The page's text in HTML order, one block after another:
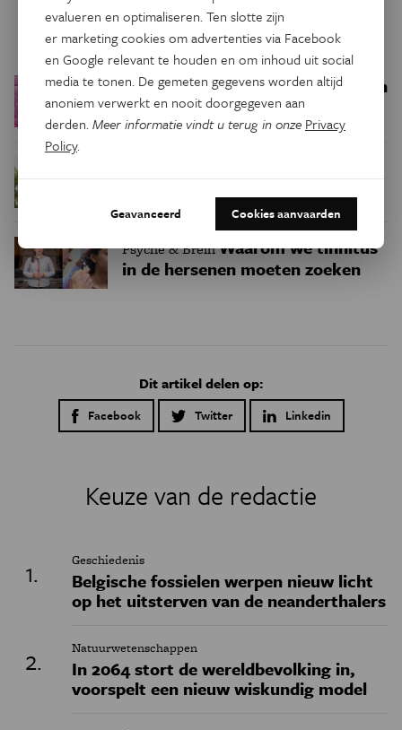
Trending
Ruimte Een bakkerij op 400 miljoen
kilometer van de aarde
insecten in de winter?
Psyche & BreinWaarom we tinnitus
in de hersenen moeten zoeken
Dit artikel delen op:
Facebook Twitter Linkedin
Keuze van de redactie
Geschiedenis
Belgische fossielen werpen nieuw licht
op het uitsterven van de neanderthalers
Natuurwetenschappen
In 2064 stort de wereldbevolking in,
voorspelt een nieuw wiskundig model
evalueren en optimaliseren. Ten slotte zijn
er marketing cookies om advertenties via Facebook
en Google relevant te houden en om inhoud uit social
media te tonen. De gemeten gegevens worden altijd
anoniem verwerkt en nooit doorgegeven aan
derden.Meer informatie vindt u terug in onze Privacy
Policy.
Geavanceerd Cookies aanvaarden